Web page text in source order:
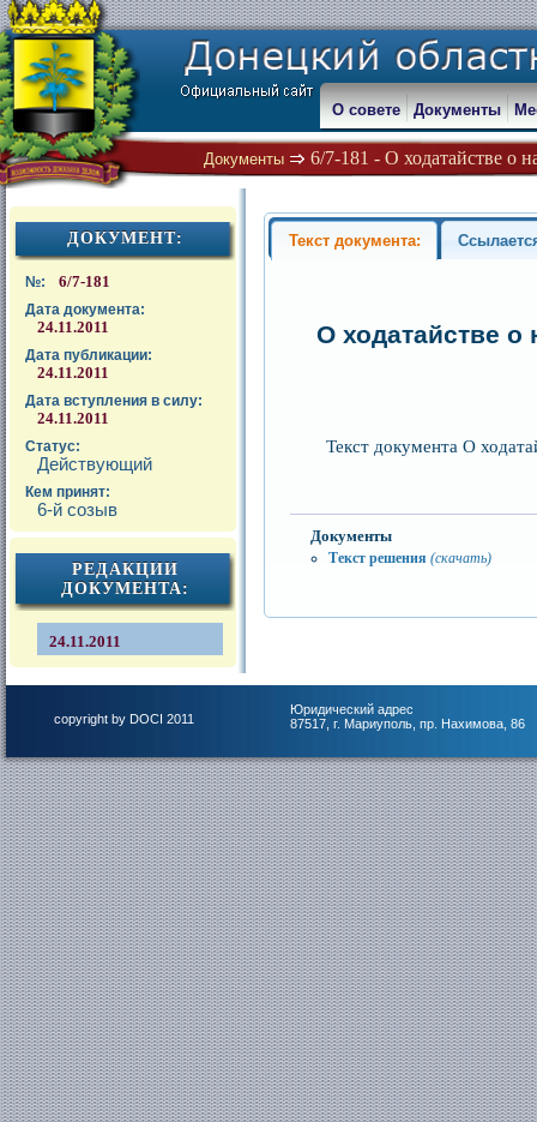
Документы 6/7-181 - О ходатайстве о
О совете Документы
ДОКУМЕНТ:
№: 6/7-181
Дата документа:
24.11.2011
Дата публикации:
24.11.2011
Дата вступления в силу:
24.11.2011
Статус:
Действующий
Кем принят:
6-й созыв
РЕДАКЦИИ
ДОКУМЕНТА:
24.11.2011
Текст документа:
О ходатайстве
Текст документа О
Документы
Текст решения (скачать)
copyright by DOCI 2011
Юридический адрес
87517, г. Мариуполь, пр. Нахимова, 86